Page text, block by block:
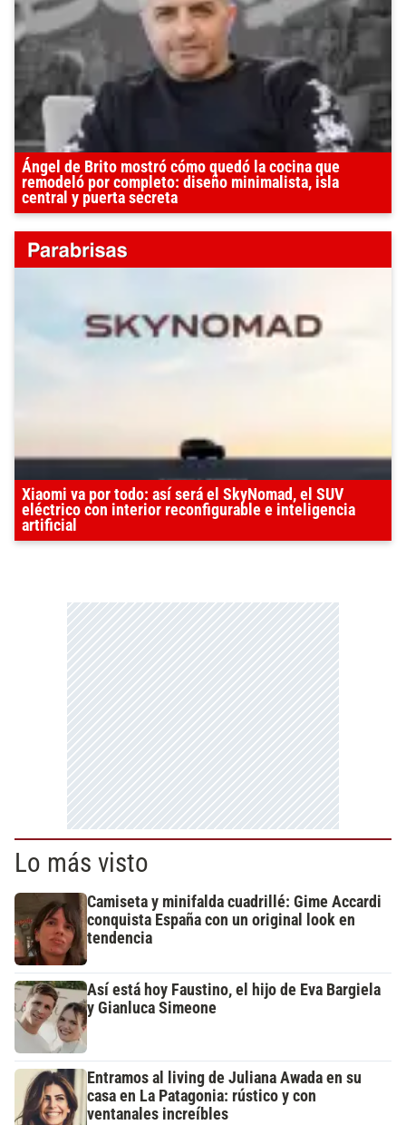
Ángel de Brito mostró cómo quedó la cocina que
remodeló por completo: diseño minimalista, isla
central y puerta secreta
Xiaomi va por todo: así será el SkyNomad, el SUV
eléctrico con interior reconfigurable e inteligencia
artificial
Lo más visto
Camiseta y minifalda cuadrillé: Gime Accardi
conquista España con un original look en
tendencia
Así está hoy Faustino, el hijo de Eva Bargiela
y Gianluca Simeone
Entramos al living de Juliana Awada en su
casa en La Patagonia: rústico y con
ventanales increíbles